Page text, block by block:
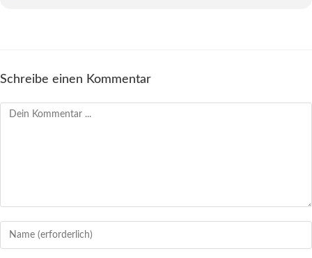
Schreibe einen Kommentar
Kommentieren
Gib
deinen